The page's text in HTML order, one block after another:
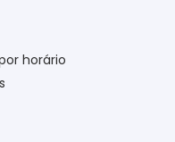
horário